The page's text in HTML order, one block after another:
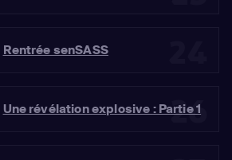
Rentrée senSASS
26
Une révélation explosive : Partie 1